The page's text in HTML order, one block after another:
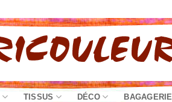
TISSUS DÉCO BAGAGERIE